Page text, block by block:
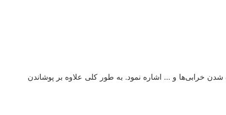
شدن خرابی‌ها و … اشاره نمود. به طور کلی علاوه بر پوشاندن